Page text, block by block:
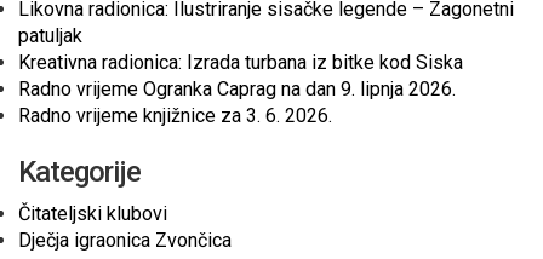
Likovna radionica: Ilustriranje sisačke legende – Zagonetni
patuljak
Kreativna radionica: Izrada turbana iz bitke kod Siska
Radno vrijeme Ogranka Caprag na dan 9. lipnja 2026.
Radno vrijeme knjižnice za 3. 6. 2026.
Kategorije
Čitateljski klubovi
Dječja igraonica Zvončica